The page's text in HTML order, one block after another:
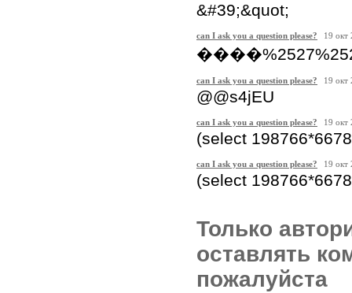
&#39;&quot;
can I ask you a question please? 19
can I ask you a question please? 19
@@s4jEU
can I ask you a question please? 19
(select
can I ask you a question please? 19
(select
Только
оставлять
пожалуйста